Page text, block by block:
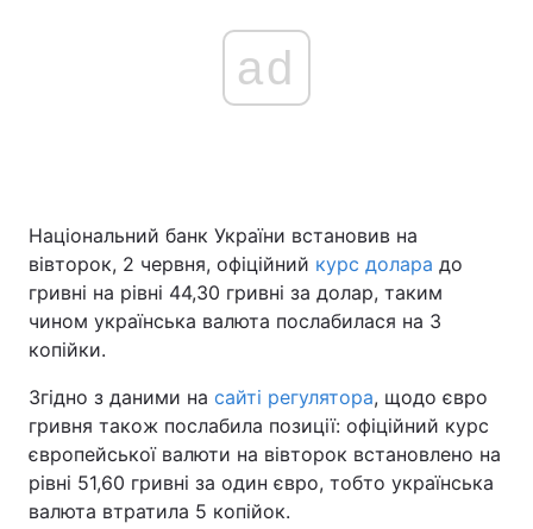
Головна
Україна Політика
Економіка Світ
Техно і зв'язок Лайт
Зброя Інциденти
ad
Національний банк України встановив на
вівторок, 2 червня, офіційний курс долара до
гривні на рівні 44,30 гривні за долар, таким
чином українська валюта послабилася на 3
копійки.
Згідно з даними на сайті регулятора, щодо євро
гривня також послабила позиції: офіційний курс
європейської валюти на вівторок встановлено на
рівні 51,60 гривні за один євро, тобто українська
валюта втратила 5 копійок.